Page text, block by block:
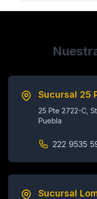
Sucursal 25
25 Pte 2722-C,
Puebla
222 9535
Sucursal